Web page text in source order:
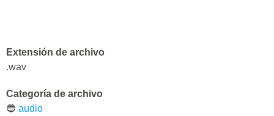
Extensión de archivo
.wav
Categoría de archivo
🔵 audio